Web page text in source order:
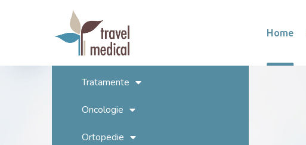
Home
Tratamente
Oncologie
Ortopedie